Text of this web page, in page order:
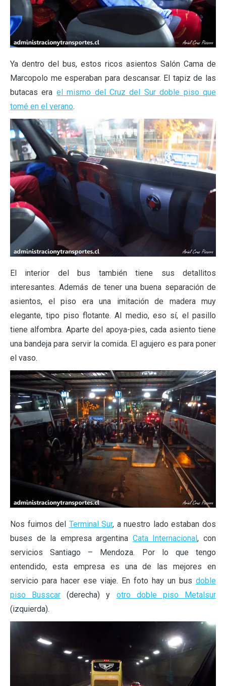
Ya dentro del bus, estos ricos asientos Salón Cama de
Marcopolo me esperaban para descansar. El tapiz de las
butacas era el mismo del Cruz del Sur doble piso que
tomé en el verano.
El interior del bus también tiene sus detallitos
interesantes. Además de tener una buena separación de
asientos, el piso era una imitación de madera muy
elegante, tipo piso flotante. Al medio, eso sí, el pasillo
tiene alfombra. Aparte del apoya-pies, cada asiento tiene
una bandeja para servir la comida. El agujero es para poner
el vaso.
Nos fuimos del Terminal Sur, a nuestro lado estaban dos
buses de la empresa argentina Cata Internacional, con
servicios Santiago – Mendoza. Por lo que tengo
entendido, esta empresa es una de las mejores en
servicio para hacer ese viaje. En foto hay un bus doble
piso Busscar (derecha) y otro doble piso Metalsur
(izquierda).